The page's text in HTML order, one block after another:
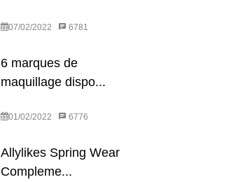
07/02/2022 6781
6 marques de
maquillage dispo...
01/02/2022 6776
Allylikes Spring Wear
Compleme...